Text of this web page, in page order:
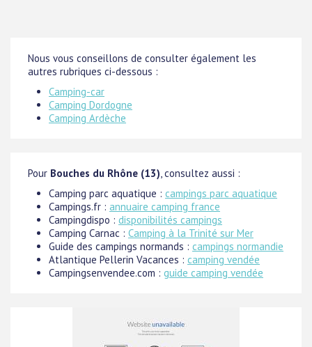
Nous vous conseillons de consulter également les
autres rubriques ci-dessous :
Camping-car
Camping Dordogne
Camping Ardèche
Pour Bouches du Rhône (13), consultez aussi :
Camping parc aquatique : campings parc aquatique
Campings.fr : annuaire camping france
Campingdispo : disponibilités campings
Camping Carnac : Camping à la Trinité sur Mer
Guide des campings normands : campings normandie
Atlantique Pellerin Vacances : camping vendée
Campingsenvendee.com : guide camping vendée